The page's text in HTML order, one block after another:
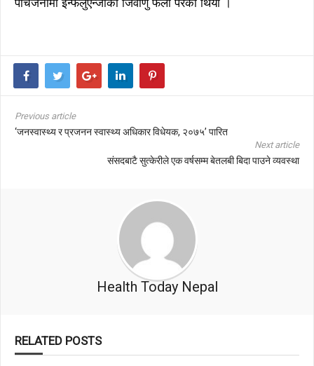
पाँचजनामा इन्फलुएन्जाको जिवाणु फेला परेको थियो ।
Previous article
‘जनस्वास्थ्य र प्रजनन स्वास्थ्य अधिकार विधेयक, २०७५’ पारित
Next article
संसदबाटै सुत्केरीले एक वर्षसम्म बेतलबी बिदा पाउने व्यवस्था
Health Today Nepal
RELATED POSTS